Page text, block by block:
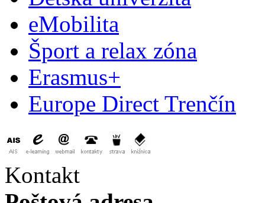
eMobilita
Šport a relax zóna
Erasmus+
Europe Direct Trenčín
Kontakt